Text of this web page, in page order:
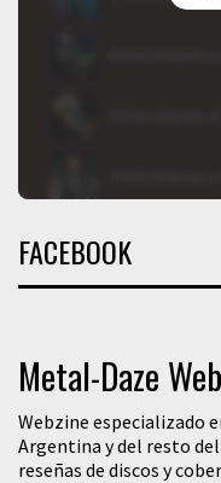
FACEBOOK
Metal-Daze
Webzine especializado
Argentina y del resto
reseñas de discos y